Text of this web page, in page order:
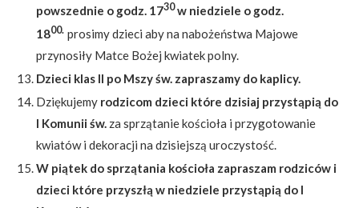
powszednie o godz. 1730w niedziele o godz.
1800. prosimy dzieci aby na nabożeństwa Majowe
przynosiły Matce Bożej kwiatek polny.
Dzieci klas II po Mszy św. zapraszamy do kaplicy.
Dziękujemy rodzicom dzieci które dzisiaj przystąpią do
I Komunii św. za sprzątanie kościoła i przygotowanie
kwiatów i dekoracji na dzisiejszą uroczystość.
W piątek do sprzątania kościoła zapraszam rodziców i
dzieci które przyszłą w niedziele przystąpią do I